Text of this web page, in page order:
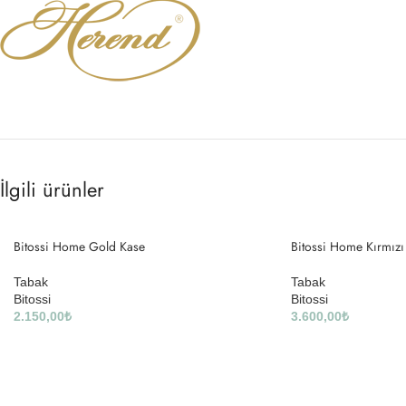
İlgili ürünler
Bitossi Home Gold Kase
Tabak
Bitossi
2.150,00₺
Bitossi Home
Tabak
Bitossi
3.600,00₺